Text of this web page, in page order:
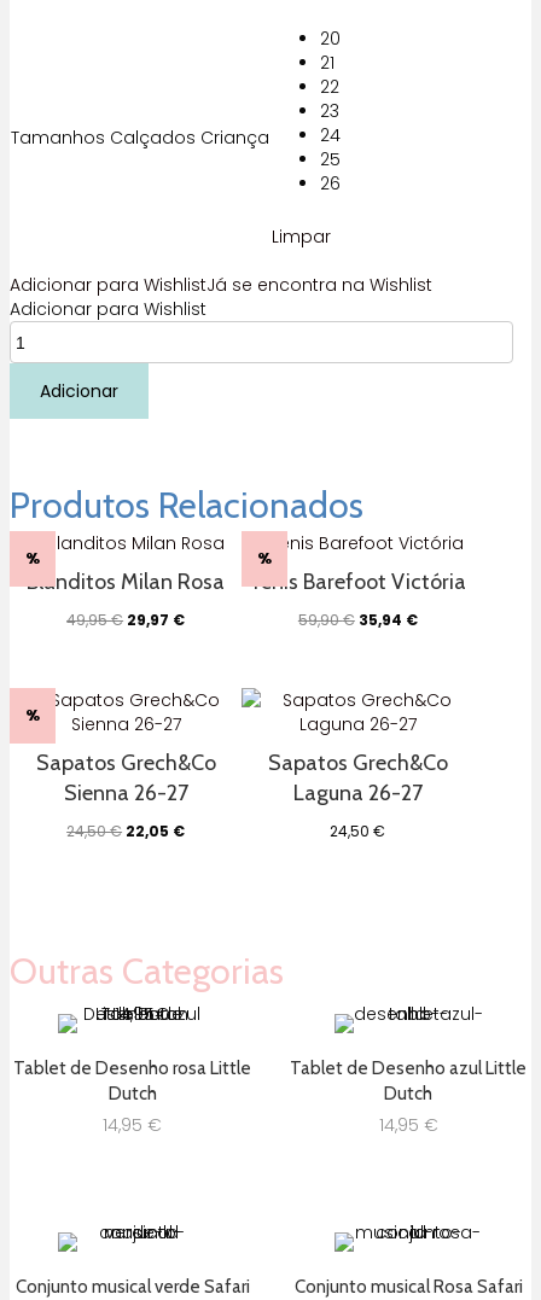
Tamanhos Calçados Criança
20
21
22
23
24
25
26
Limpar
Adicionar para WishlistJá se encontra na Wishlist
Adicionar para Wishlist
Quantidade
de
Sapatilha
Lisboa
Adicionar
Produtos Relacionados
%
Blanditos Milan Rosa
49,95€ O
49,95 €.
29,97 €O
29,97 €.
%
Ténis Barefoot Victória
59,90€ O
59,90 €.
35,94 €O
35,94 €.
%
Sapatos Grech&Co
Sienna 26-27
24,50€ O
22,05 €O
Sapatos Grech&Co
Laguna 26-27
24,50€
Outras Categorias
Tablet de Desenho rosa Little
Dutch
14,95 €
Tablet de Desenho azul Little
Dutch
14,95 €
Conjunto musical verde Safari
Conjunto musical Rosa Safari